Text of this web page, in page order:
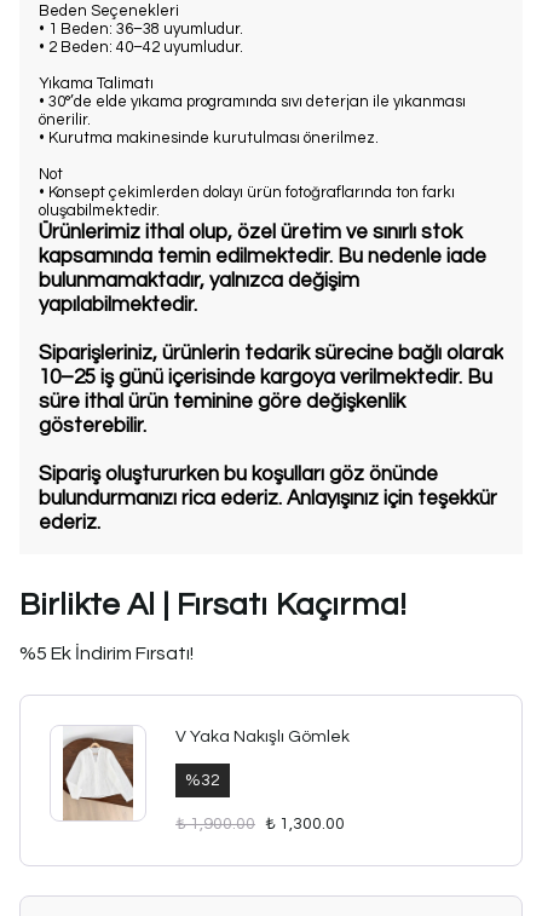
Beden Seçenekleri
• 1 Beden: 36–38 uyumludur.
• 2 Beden: 40–42 uyumludur.
Yıkama Talimatı
• 30°’de elde yıkama programında sıvı deterjan ile yıkanması
önerilir.
• Kurutma makinesinde kurutulması önerilmez.
Not
• Konsept çekimlerden dolayı ürün fotoğraflarında ton farkı
oluşabilmektedir.
Ürünlerimiz ithal olup, özel üretim ve sınırlı stok
kapsamında temin edilmektedir. Bu nedenle iade
bulunmamaktadır, yalnızca değişim
yapılabilmektedir.
Siparişleriniz, ürünlerin tedarik sürecine bağlı olarak
10–25 iş günü içerisinde kargoya verilmektedir. Bu
süre ithal ürün teminine göre değişkenlik
gösterebilir.
Sipariş oluştururken bu koşulları göz önünde
bulundurmanızı rica ederiz. Anlayışınız için teşekkür
ederiz.
Birlikte Al | Fırsatı Kaçırma!
%5 Ek İndirim Fırsatı!
V Yaka Nakışlı Gömlek
%32
₺ 1,900.00 ₺ 1,300.00